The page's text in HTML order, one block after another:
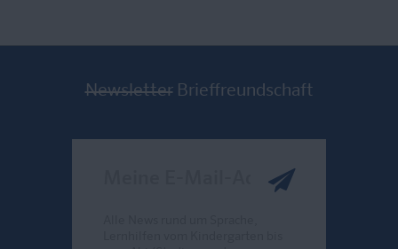
Newsletter Brieffreundschaft